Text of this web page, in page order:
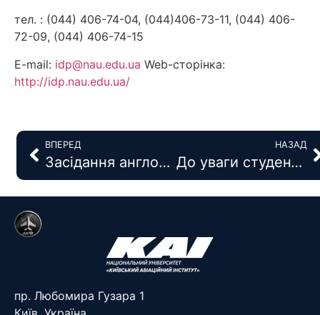
тел. : (044) 406-74-04, (044)406-73-11, (044) 406-
72-09, (044) 406-74-15
E-mail: idp@nau.edu.ua Web-сторінка:
http://idp.nau.edu.ua/
ВПЕРЕД
Засідання англомовної секції “Modern Aviation Technologies”
НАЗАД
До уваги студентів 1 курсу АКІ!
пр. Любомира Гузара 1